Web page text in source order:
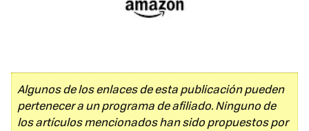
Algunos de los enlaces de esta publicación pueden
pertenecer a un programa de afiliado. Ninguno de
los artículos mencionados han sido propuestos por